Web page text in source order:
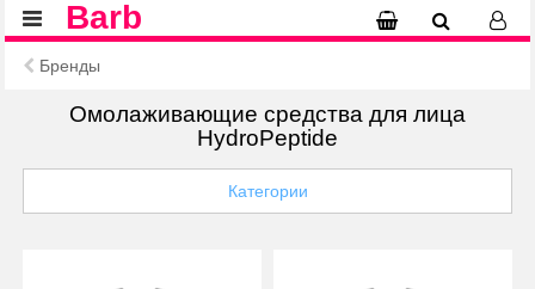
Barb
Бренды
Омолаживающие средства для лица
HydroPeptide
Категории